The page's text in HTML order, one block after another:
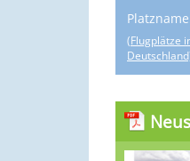
(Flugplätze